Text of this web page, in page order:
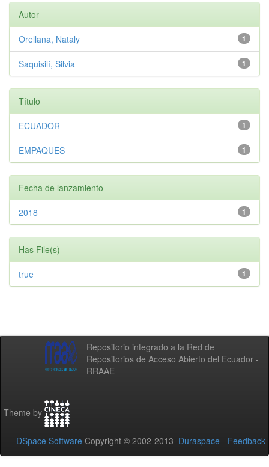
Autor
1
Orellana, Nataly
1
Saquisilí, Silvia
Título
1
ECUADOR
1
EMPAQUES
Fecha de lanzamiento
1
2018
Has File(s)
1
true
Repositorio integrado a la Red de
Repositorios de Acceso Abierto del Ecuador -
RRAAE
Theme by
DSpace Software Copyright © 2002-2013 Duraspace - Feedback